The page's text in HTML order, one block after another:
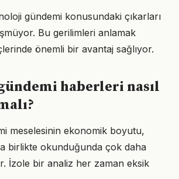
gündemi konusundaki çıkarları
Bu gerilimleri anlamak
önemli bir avantaj sağlıyor.
haberleri nasıl
meselesinin ekonomik boyutu,
birlikte okunduğunda çok daha
İzole bir analiz her zaman eksik